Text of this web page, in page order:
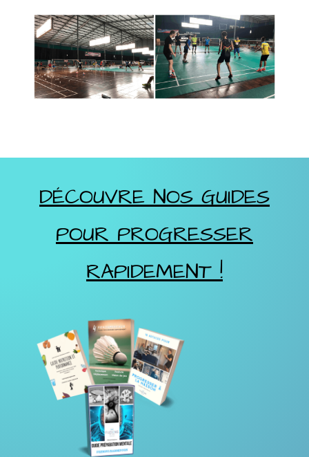
DÉCOUVRE NOS GUIDES
POUR PROGRESSER
RAPIDEMENT !